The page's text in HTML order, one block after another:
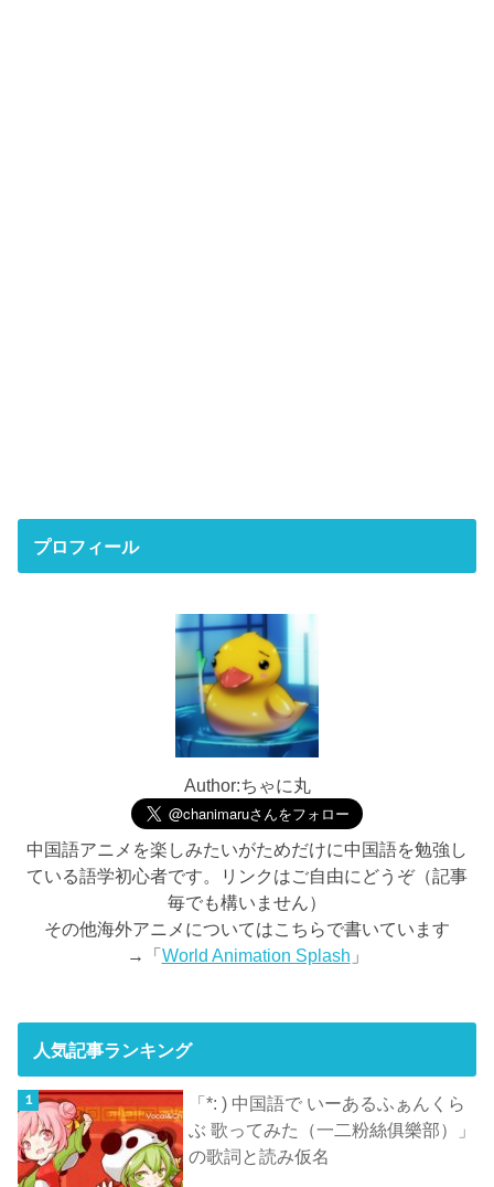
プロフィール
Author:ちゃに丸
中国語アニメを楽しみたいがためだけに中国語を勉強し
ている語学初心者です。リンクはご自由にどうぞ（記事
毎でも構いません）
その他海外アニメについてはこちらで書いています
→「World Animation Splash 」
人気記事ランキング
「*: ) 中国語で いーあるふぁんくら
ぶ 歌ってみた（一二粉絲俱樂部）」
の歌詞と読み仮名